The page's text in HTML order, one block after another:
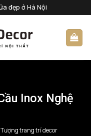
đẹp ở Hà Nội
Inox Nghệ
Tượng trang trí decor